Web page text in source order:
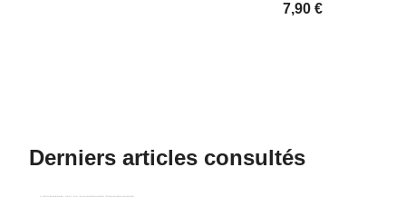
7,90 €
Derniers articles consultés